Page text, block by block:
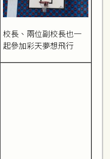
校長、兩位副校長也一
起參加彩天夢想飛行